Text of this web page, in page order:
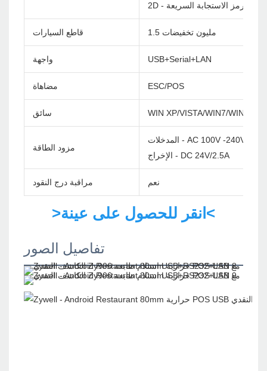
2D - رمز الاستجابة السريعة
قاطع السيارات 1.5 مليون تخفيضات
واجهة USB+Serial+LAN
مضاهاة ESC/POS
سائق WIN XP/VISTA/WIN7/WIN8/
مزود الطاقة
المدخلات - AC 100V -240V/60Hz
الإخراج - DC 24V/2.5A
مراقبة درج النقود نعم
>انقر للحصول على عينة<
تفاصيل الصور